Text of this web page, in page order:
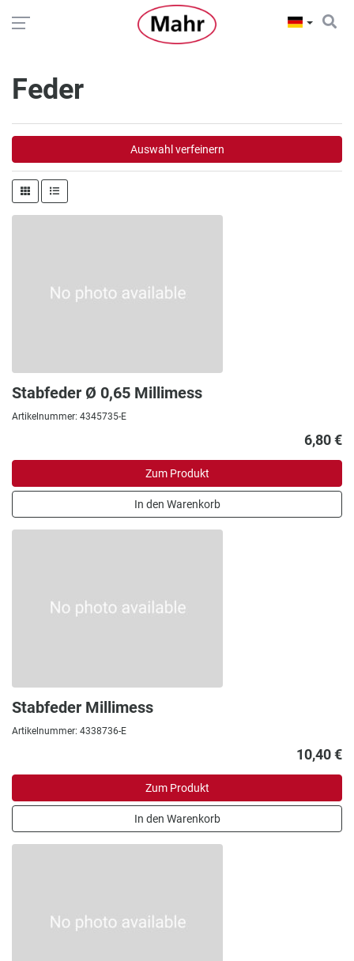
Feder
Auswahl verfeinern
Stabfeder Ø 0,65 Millimess
Artikelnummer: 4345735-E
6,80 €
Zum Produkt
In den Warenkorb
Stabfeder Millimess
Artikelnummer: 4338736-E
10,40 €
Zum Produkt
In den Warenkorb